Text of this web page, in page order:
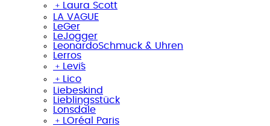
﹢
Laura Scott
LA VAGUE
LeGer
LeJogger
LeonardoSchmuck & Uhren
Lerros
﹢
Levi´s
﹢
Lico
Liebeskind
Lieblingsstück
Lonsdale
﹢
LOréal Paris